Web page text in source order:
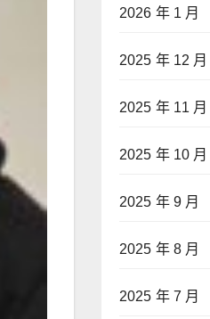
2026 年 1 月
2025 年 12 月
2025 年 11 月
2025 年 10 月
2025 年 9 月
2025 年 8 月
2025 年 7 月